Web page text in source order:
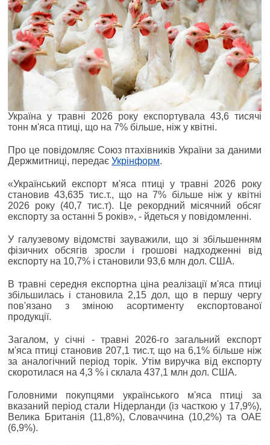
Україна у травні 2026 року експортувала 43,6 тисячі
тонн м'яса птиці, що на 7% більше, ніж у квітні.
Про це повідомляє Союз птахівників України за даними
Держмитниці, передає Укрінформ.
«Український експорт м'яса птиці у травні 2026 року
становив 43,635 тис.т., що на 7% більше ніж у квітні
2026 року (40,7 тис.т). Це рекордний місячний обсяг
експорту за останні 5 років», - йдеться у повідомленні.
У галузевому відомстві зауважили, що зі збільшенням
фізичних обсягів зросли і грошові надходженні від
експорту на 10,7% і становили 93,6 млн дол. США.
В травні середня експортна ціна реалізації м'яса птиці
збільшилась і становила 2,15 дол, що в першу чергу
пов'язано з зміною асортименту експортованої
продукції.
Загалом, у січні - травні 2026-го загальний експорт
м'яса птиці становив 207,1 тис.т, що на 6,1% більше ніж
за аналогічний період торік. Утім виручка від експорту
скоротилася на 4,3 % і склала 437,1 млн дол. США.
Головними покупцями українського м'яса птиці за
вказаний період стали Нідерланди (із часткою у 17,9%),
Велика Британія (11,8%), Словаччина (10,2%) та ОАЕ
(6,9%).